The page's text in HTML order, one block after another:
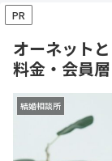
PR
オーネット
料金・会員
結婚相談所